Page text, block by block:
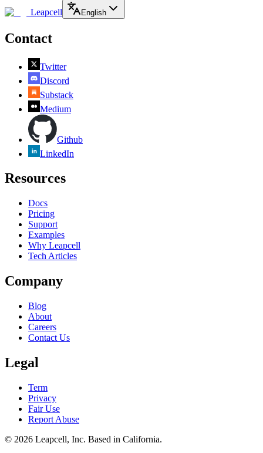
Leapcell English
Contact
Twitter
Discord
Substack
Medium
Github
LinkedIn
Resources
Docs
Pricing
Support
Examples
Why Leapcell
Tech Articles
Company
Blog
About
Careers
Contact Us
Legal
Term
Privacy
Fair Use
Report Abuse
© 2026 Leapcell, Inc. Based in California.